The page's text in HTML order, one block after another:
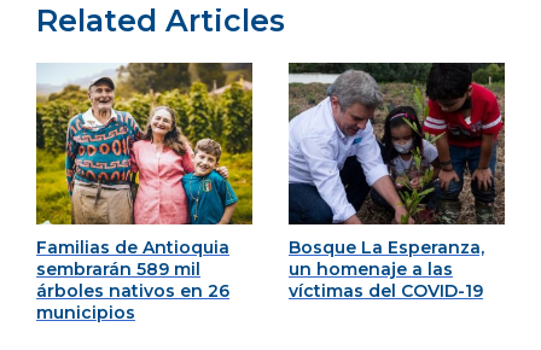
Related Articles
Familias de Antioquia
sembrarán 589 mil
árboles nativos en 26
municipios
Bosque La Esperanza,
un homenaje a las
víctimas del COVID-19